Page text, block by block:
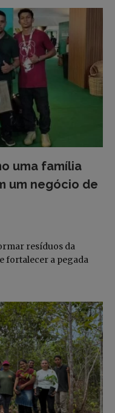
uma família
um negócio de
resíduos da
fortalecer a pegada